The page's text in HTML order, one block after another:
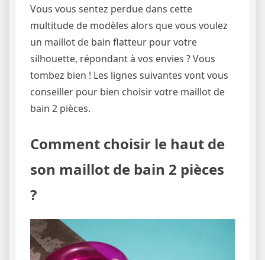
Vous vous sentez perdue dans cette
multitude de modèles alors que vous voulez
un maillot de bain flatteur pour votre
silhouette, répondant à vos envies ? Vous
tombez bien ! Les lignes suivantes vont vous
conseiller pour bien choisir votre maillot de
bain 2 pièces.
Comment choisir le haut de
son maillot de bain 2 pièces
?